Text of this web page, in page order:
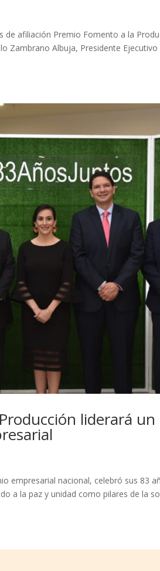
de afiliación Premio Fomento a la
Zambrano Albuja, Presidente
liderará
empresarial nacional, celebró sus 83
a la paz y unidad como pilares de la